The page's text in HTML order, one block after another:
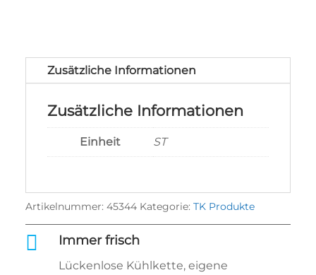
Zusätzliche Informationen
Zusätzliche Informationen
Einheit ST
Artikelnummer: 45344 Kategorie: TK Produkte
 Immer frisch
Lückenlose Kühlkette, eigene